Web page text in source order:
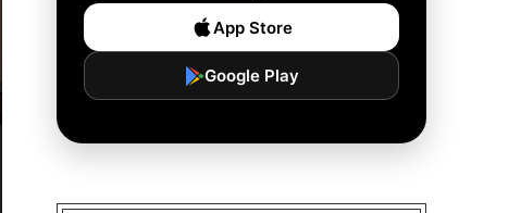
App Store
Google Play